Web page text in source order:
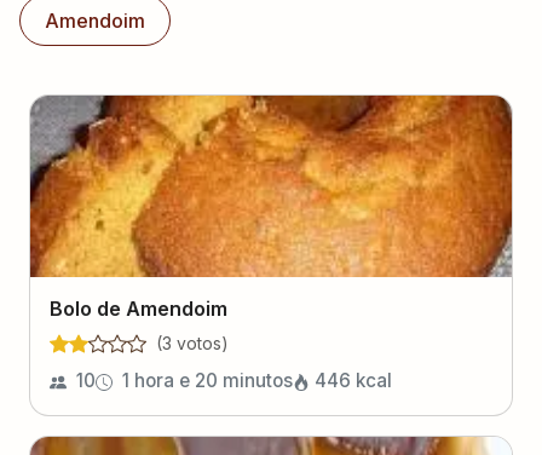
Amendoim
Bolo de Amendoim
(3 votos)
10 1 hora e 20 minutos 446 kcal